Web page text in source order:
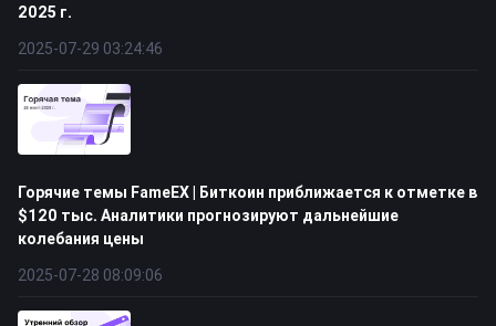
2025 г.
2025-07-29 03:24:46
Горячие темы FameEX | Биткоин приближается к отметке в
$120 тыс. Аналитики прогнозируют дальнейшие
колебания цены
2025-07-28 08:09:06